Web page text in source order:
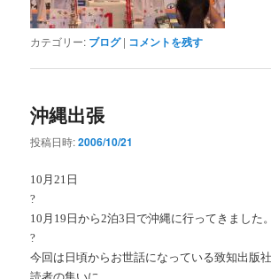
カテゴリー: ブログ | コメントを残す
沖縄出張
投稿日時:2006/10/21
10月21日
?
10月19日から2泊3日で沖縄に行ってきました。
?
今回は日頃からお世話になっている致知出版